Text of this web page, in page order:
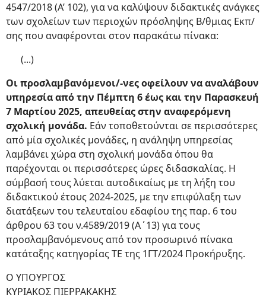
4547/2018 (Α’ 102), για να καλύψουν διδακτικές ανάγκες
των σχολείων των περιοχών πρόσληψης Β/θμιας Εκπ/
σης που αναφέρονται στον παρακάτω πίνακα:
(...)
Οι προσλαμβανόμενοι/-νες οφείλουν να αναλάβουν
υπηρεσία από την Πέμπτη 6 έως και την Παρασκευή
7 Μαρτίου 2025, απευθείας στην αναφερόμενη
σχολική μονάδα. Εάν τοποθετούνται σε περισσότερες
από μία σχολικές μονάδες, η ανάληψη υπηρεσίας
λαμβάνει χώρα στη σχολική μονάδα όπου θα
παρέχονται οι περισσότερες ώρες διδασκαλίας. Η
σύμβασή τους λύεται αυτοδικαίως με τη λήξη του
διδακτικού έτους 2024-2025, με την επιφύλαξη των
διατάξεων του τελευταίου εδαφίου της παρ. 6 του
άρθρου 63 του ν.4589/2019 (Α΄13) για τους
προσλαμβανόμενους από τον προσωρινό πίνακα
κατάταξης κατηγορίας ΤΕ της 1ΓΤ/2024 Προκήρυξης.
Ο ΥΠΟΥΡΓΟΣ
ΚΥΡΙΑΚΟΣ ΠΙΕΡΡΑΚΑΚΗΣ